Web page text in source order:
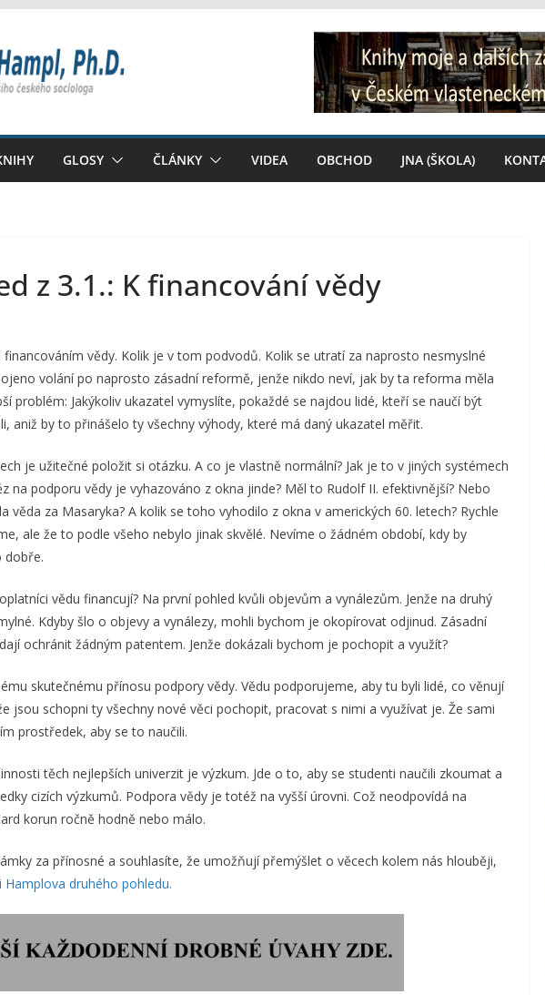
GLOSY ČLÁNKY VIDEA OBCHOD JNA (ŠKOLA)
z 3.1.: K financování vědy
vědy. Kolik je v tom podvodů. Kolik se utratí za naprosto nesmyslné
volání po naprosto zásadní reformě, jenže nikdo neví, jak by ta reforma měla
problém: Jakýkoliv ukazatel vymyslíte, pokaždé se najdou lidé, kteří se naučí být
aniž by to přinášelo ty všechny výhody, které má daný ukazatel měřit.
je užitečné položit si otázku. A co je vlastně normální? Jak je to v jiných systémech
na podporu vědy je vyhazováno z okna jinde? Měl to Rudolf II. efektivnější? Nebo
věda za Masaryka? A kolik se toho vyhodilo z okna v amerických 60. letech? Rychle
ale že to podle všeho nebylo jinak skvělé. Nevíme o žádném období, kdy by
dobře.
vědu financují? Na první pohled kvůli objevům a vynálezům. Jenže na druhý
Kdyby šlo o objevy a vynálezy, mohli bychom je okopírovat odjinud. Zásadní
ochránit žádným patentem. Jenže dokázali bychom je pochopit a využít?
skutečnému přínosu podpory vědy. Vědu podporujeme, aby tu byli lidé, co věnují
jsou schopni ty všechny nové věci pochopit, pracovat s nimi a využívat je. Že sami
prostředek, aby se to naučili.
těch nejlepších univerzit je výzkum. Jde o to, aby se studenti naučili zkoumat a
cizích výzkumů. Podpora vědy je totéž na vyšší úrovni. Což neodpovídá na
korun ročně hodně nebo málo.
za přínosné a souhlasíte, že umožňují přemýšlet o věcech kolem nás hlouběji,
Hamplova druhého pohledu.